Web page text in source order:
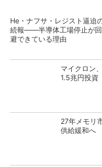
He・ナフサ・レジスト逼迫
続報――半導体工場停止が回
避できている理由
マイクロン
1.5兆円投資
27年メモリ
供給緩和へ